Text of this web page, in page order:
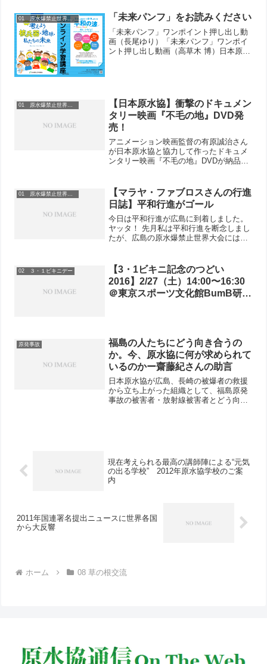
01 原水爆禁止世界大会 「未来パンフ」をお読みください
「未来パンフ」ワンポイント押し出し動
画（長尾ゆり）「未来パンフ」ワンポイ
ント押し出し動画（高草木 博）日本原水
01 原水爆禁止世界大会
【日本原水協】衝撃のドキュメン
タリー映画『不毛の地』DVD発
売！
アニメーション映画監督の有原誠治さん
が日本原水協と協力して作ったドキュメ
ンタリー映画『不毛の地』DVDが納品さ
広島・長崎の原水爆禁止世界大会に参加
したロシアのNGOの人...
01 原水爆禁止世界大会
【マラヤ・ファブロスさんの行進
日誌】平和行進がゴール
今日は平和行進が広島に到着しました。
ヤッタ！ 先月私は平和行進を断念しまし
たが、広島の原水爆禁止世界大会には参
の分科会に分かれて議論がおこなわれま
した。午前中は世界...
02 ３・１ビキニデー
【3・1ビキニ記念のつどい
2016】2/27（土）14:00〜16:30
＠東京スポーツ文化館BumB研修
原発事故
福島の人たちにどう向き合うの
か。今、原水協に何が求められて
いるのかー齋藤紀さんの助言
日本原水協が広島、長崎の被爆者の救援
から立ち上がった組織として、福島原発
事故の被害者・放射線被害者とどう向き
現在考えられる最高の講師陣による“元気
の出る学校” 2012年原水協学校のご案
内
2011年国連署名提出ニュースに世界各国
から大反響
ホーム 08 草の根交流